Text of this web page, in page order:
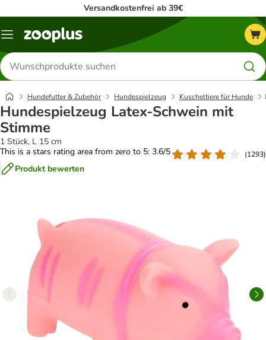
Versandkostenfrei ab 39€
Menü
Produkte
suchen
Hundefutter & Zubehör Hundespielzeug Kuscheltiere für Hunde
Hundespielzeug Latex-Schwein mit
Stimme
1 Stück, L 15 cm
This is a stars rating area from zero to 5: 3.6/5
(1293)
Produkt bewerten